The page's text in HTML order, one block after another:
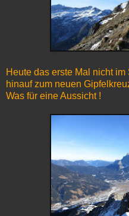
Heute das erste Mal nicht
hinauf zum neuen
Was für eine Aussicht !